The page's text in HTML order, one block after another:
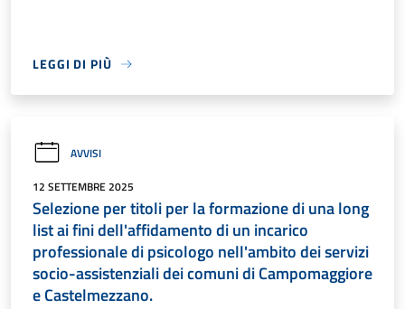
LEGGI DI PIÙ
AVVISI
12 SETTEMBRE 2025
Selezione per titoli per la formazione di una long
list ai fini dell'affidamento di un incarico
professionale di psicologo nell'ambito dei servizi
socio-assistenziali dei comuni di Campomaggiore
e Castelmezzano.